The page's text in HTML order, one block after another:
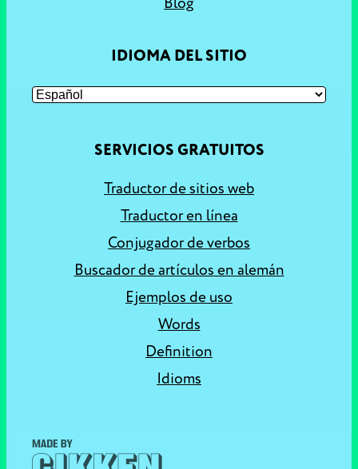
IDIOMA DEL SITIO
SERVICIOS GRATUITOS
Traductor de sitios web
Traductor en línea
Conjugador de verbos
Buscador de artículos en alemán
Ejemplos de uso
Words
Definition
Idioms